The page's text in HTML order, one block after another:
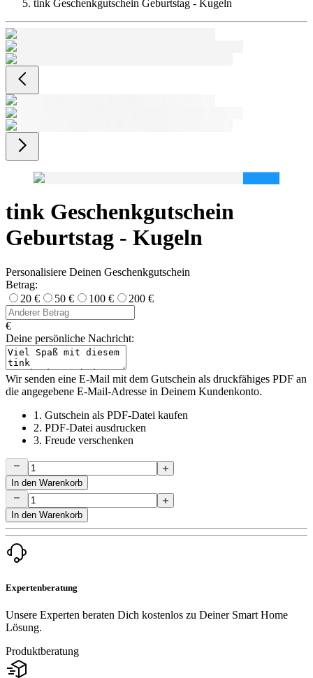
tink Geschenkgutschein Geburtstag - Kugeln
tink Geschenkgutschein
Geburtstag - Kugeln
Personalisiere Deinen Geschenkgutschein
Betrag:
20 €
50 € 100 € 200 €
€
Deine persönliche Nachricht:
Wir senden eine E-Mail mit dem Gutschein als druckfähiges PDF an
die angegebene E-Mail-Adresse in Deinem Kundenkonto.
1. Gutschein als PDF-Datei kaufen
2. PDF-Datei ausdrucken
3. Freude verschenken
In den Warenkorb
In den Warenkorb
Expertenberatung
Unsere Experten beraten Dich kostenlos zu Deiner Smart Home
Lösung.
Produktberatung